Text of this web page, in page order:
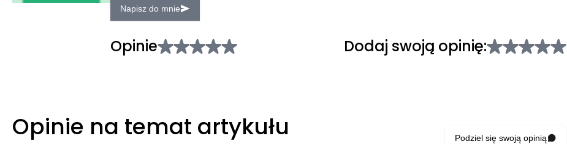
Napisz do mnie
Opinie Dodaj swoją opinię:
Opinie na temat artykułu Podziel się swoją opinią